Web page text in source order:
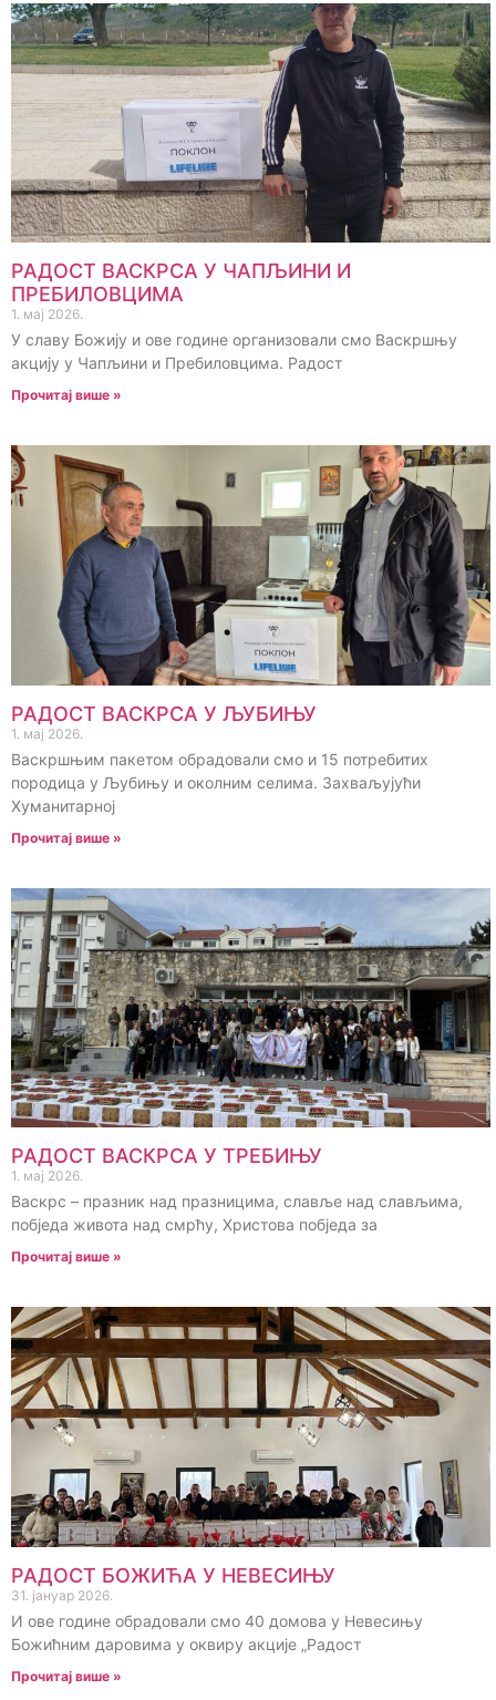
РАДОСТ ВАСКРСА У ЧАПЉИНИ И
ПРЕБИЛОВЦИМА
1. мај 2026.
У славу Божију и ове године организовали смо Васкршњу
акцију у Чапљини и Пребиловцима. Радост
Прочитај више »
РАДОСТ ВАСКРСА У ЉУБИЊУ
1. мај 2026.
Васкршњим пакетом обрадовали смо и 15 потребитих
породица у Љубињу и околним селима. Захваљујући
Хуманитарној
Прочитај више »
РАДОСТ ВАСКРСА У ТРЕБИЊУ
1. мај 2026.
Васкрс – празник над празницима, славље над слављима,
побједа живота над смрћу, Христова побједа за
Прочитај више »
РАДОСТ БОЖИЋА У НЕВЕСИЊУ
31. јануар 2026.
И ове године обрадовали смо 40 домова у Невесињу
Божићним даровима у оквиру акције „Радост
Прочитај више »